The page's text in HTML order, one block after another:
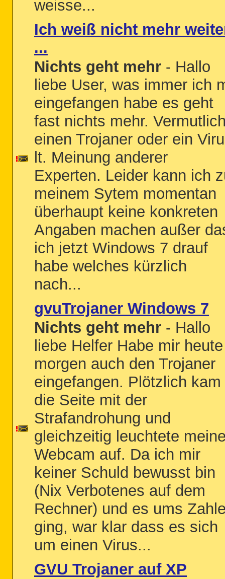
weisse...
Ich weiß nicht mehr
...
Nichts geht mehr - Hallo
liebe User, was immer ich
eingefangen habe es geht
fast nichts mehr.
einen Trojaner oder ein
lt. Meinung anderer
Experten. Leider kann ich
meinem Sytem momentan
überhaupt keine konkreten
Angaben machen außer
ich jetzt Windows 7 drauf
habe welches kürzlich
nach...
gvuTrojaner Windows 7
Nichts geht mehr - Hallo
liebe Helfer Habe mir heute
morgen auch den Trojaner
eingefangen. Plötzlich kam
die Seite mit der
Strafandrohung und
gleichzeitig leuchtete
Webcam auf. Da ich mir
keiner Schuld bewusst bin
(Nix Verbotenes auf dem
Rechner) und es ums
ging, war klar dass es sich
um einen Virus...
GVU Trojaner auf XP